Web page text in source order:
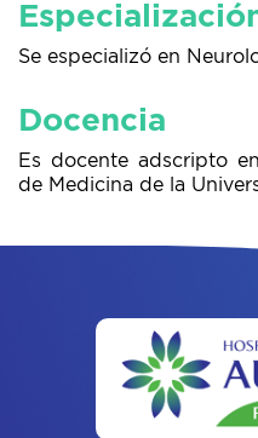
Se especializó en
Docencia
Es docente adscripto
de Medicina de la